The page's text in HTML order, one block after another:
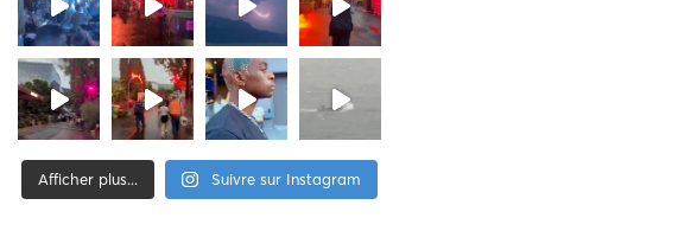
Afficher plus... Suivre sur Instagram